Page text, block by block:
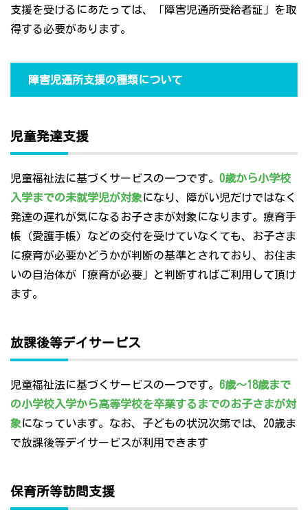
支援を受けるにあたっては、「障害児通所受給者証」を取
得する必要があります。
障害児通所支援の種類について
児童発達支援
児童福祉法に基づくサービスの一つです。 0歳から小学校
入学までの未就学児が対象になり、障がい児だけではなく
発達の遅れが気になるお子さまが対象になります。療育手
帳（愛護手帳）などの交付を受けていなくても、お子さま
に療育が必要かどうかが判断の基準とされており、お住ま
いの自治体が「療育が必要」と判断すればご利用して頂け
ます。
放課後等デイサービス
児童福祉法に基づくサービスの一つです。 6歳～18歳まで
の小学校入学から高等学校を卒業するまでのお子さまが対
象になっています。なお、子どもの状況次第では、20歳ま
で放課後等デイサービスが利用できます
保育所等訪問支援